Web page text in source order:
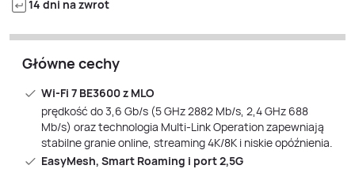
14 dni na zwrot
Główne cechy
Wi‑Fi 7 BE3600 z MLO
prędkość do 3,6 Gb/s (5 GHz 2882 Mb/s, 2,4 GHz 688
Mb/s) oraz technologia Multi‑Link Operation zapewniają
stabilne granie online, streaming 4K/8K i niskie opóźnienia.
EasyMesh, Smart Roaming i port 2,5G